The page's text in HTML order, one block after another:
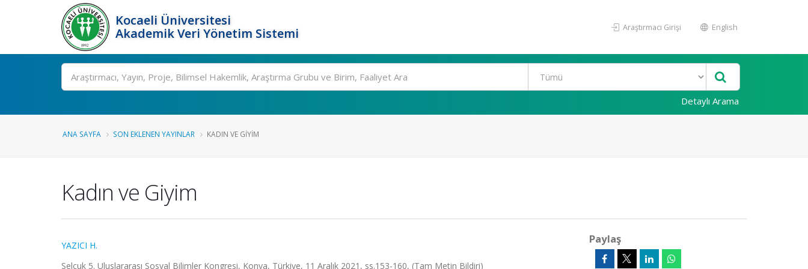
Kocaeli Üniversitesi
Akademik Veri Yönetim Sistemi
Araştırmacı Girişi English
Ara
Detaylı Arama
ANA SAYFA SON EKLENEN YAYINLAR KADIN VE GIYIM
Kadın ve Giyim
YAZICI H.
Selçuk 5. Uluslararası Sosyal Bilimler Kongresi, Konya, Türkiye, 11 Aralık 2021, ss.153-160, (Tam Metin Bildiri)
Paylaş